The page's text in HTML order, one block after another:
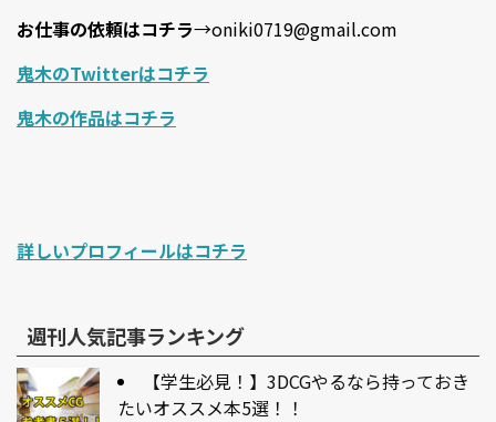
お仕事の依頼はコチラ→oniki0719@gmail.com
鬼木のTwitterはコチラ
鬼木の作品はコチラ
詳しいプロフィールはコチラ
週刊人気記事ランキング
【学生必見！】3DCGやるなら持っておき
たいオススメ本5選！！